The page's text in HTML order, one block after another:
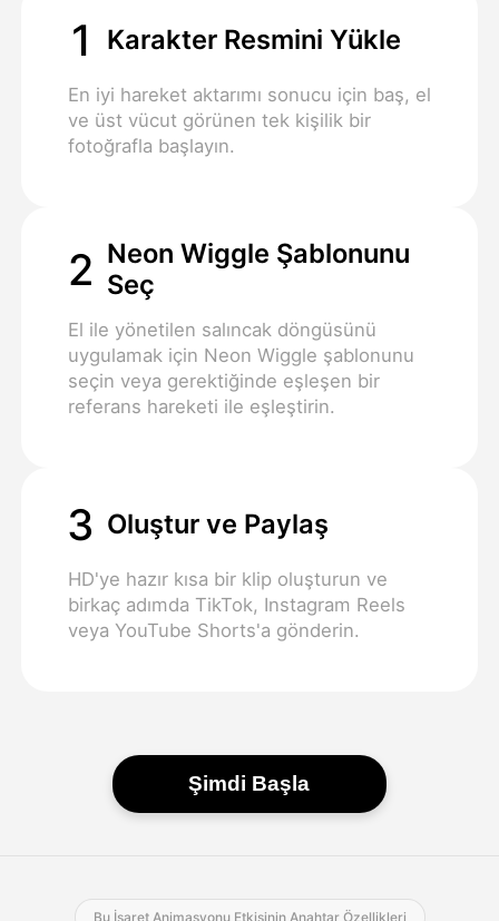
1 Karakter Resmini Yükle
En iyi hareket aktarımı sonucu için baş, el
ve üst vücut görünen tek kişilik bir
fotoğrafla başlayın.
2 Neon Wiggle Şablonunu
Seç
El ile yönetilen salıncak döngüsünü
uygulamak için Neon Wiggle şablonunu
seçin veya gerektiğinde eşleşen bir
referans hareketi ile eşleştirin.
3 Oluştur ve Paylaş
HD'ye hazır kısa bir klip oluşturun ve
birkaç adımda TikTok, Instagram Reels
veya YouTube Shorts'a gönderin.
Şimdi Başla
Bu İşaret Animasyonu Etkisinin Anahtar Özellikleri